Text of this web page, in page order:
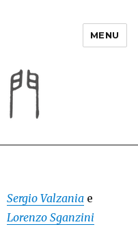
MENU
Sergio Valzania e
Lorenzo Sganzini